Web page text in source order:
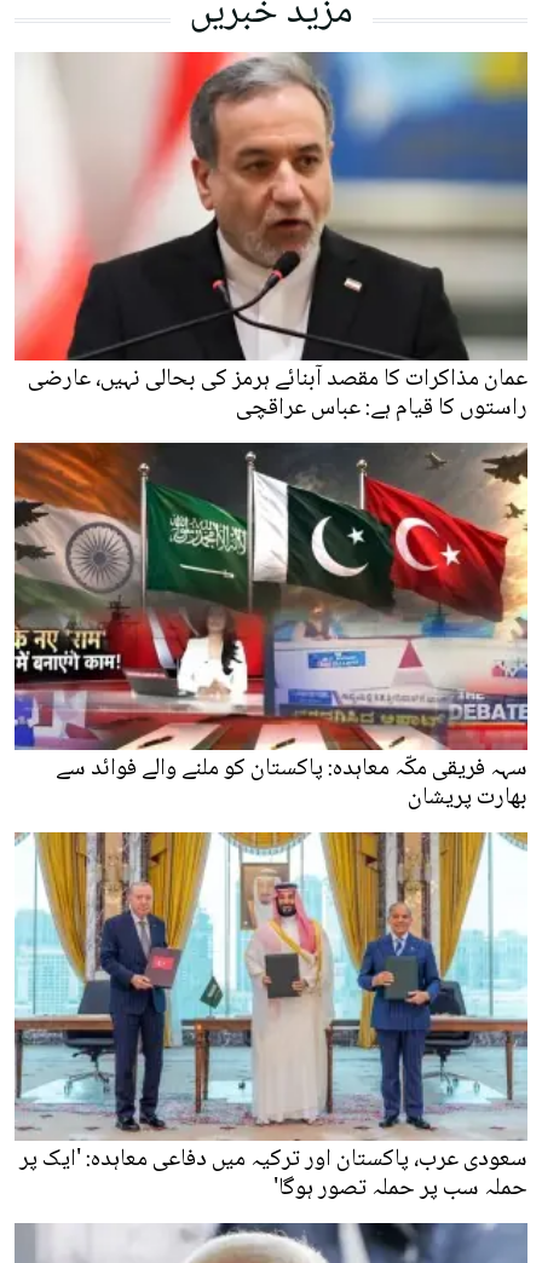
مزید خبریں
عمان مذاکرات کا مقصد آبنائے ہرمز کی بحالی نہیں، عارضی
راستوں کا قیام ہے: عباس عراقچی
سہہ فریقی مکّہ معاہدہ: پاکستان کو ملنے والے فوائد سے
بھارت پریشان
سعودی عرب، پاکستان اور ترکیہ میں دفاعی معاہدہ: 'ایک پر
حملہ سب پر حملہ تصور ہوگا'